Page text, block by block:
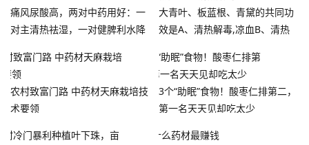
痛风尿酸高，两对中药用好：一
对主清热祛湿，一对健脾利水降
大青叶、板蓝根、青黛的共同功
效是A、清热解毒,凉血B、清热
农村致富门路 中药材天麻栽培技
术要领
3个“助眠”食物！酸枣仁排第二，
第一名天天见却吃太少